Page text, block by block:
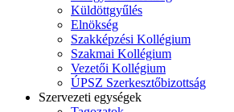
Küldöttgyűlés
Elnökség
Szakképzési Kollégium
Szakmai Kollégium
Vezetői Kollégium
ÚPSZ Szerkesztőbizottság
Szervezeti egységek